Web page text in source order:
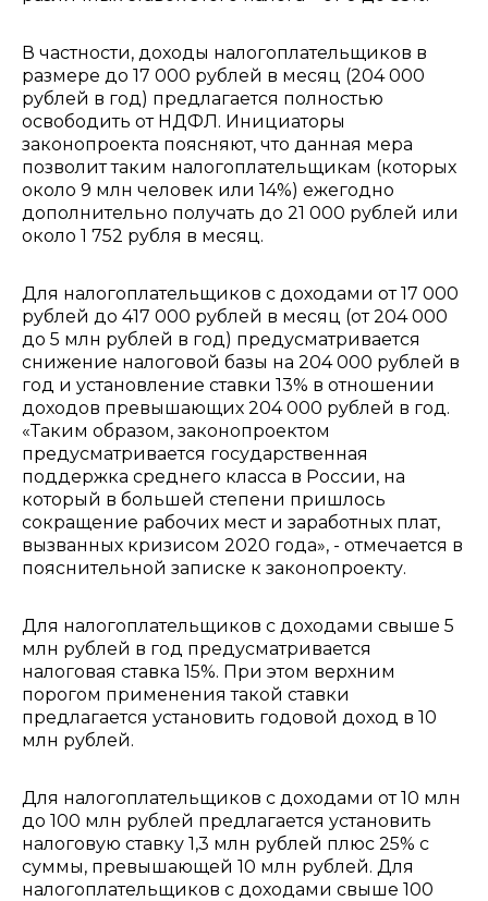
В частности, доходы налогоплательщиков в
размере до 17 000 рублей в месяц (204 000
рублей в год) предлагается полностью
освободить от НДФЛ. Инициаторы
законопроекта поясняют, что данная мера
позволит таким налогоплательщикам (которых
около 9 млн человек или 14%) ежегодно
дополнительно получать до 21 000 рублей или
около 1 752 рубля в месяц.
Для налогоплательщиков с доходами от 17 000
рублей до 417 000 рублей в месяц (от 204 000
до 5 млн рублей в год) предусматривается
снижение налоговой базы на 204 000 рублей в
год и установление ставки 13% в отношении
доходов превышающих 204 000 рублей в год.
«Таким образом, законопроектом
предусматривается государственная
поддержка среднего класса в России, на
который в большей степени пришлось
сокращение рабочих мест и заработных плат,
вызванных кризисом 2020 года», - отмечается в
пояснительной записке к законопроекту.
Для налогоплательщиков с доходами свыше 5
млн рублей в год предусматривается
налоговая ставка 15%. При этом верхним
порогом применения такой ставки
предлагается установить годовой доход в 10
млн рублей.
Для налогоплательщиков с доходами от 10 млн
до 100 млн рублей предлагается установить
налоговую ставку 1,3 млн рублей плюс 25% с
суммы, превышающей 10 млн рублей. Для
налогоплательщиков с доходами свыше 100